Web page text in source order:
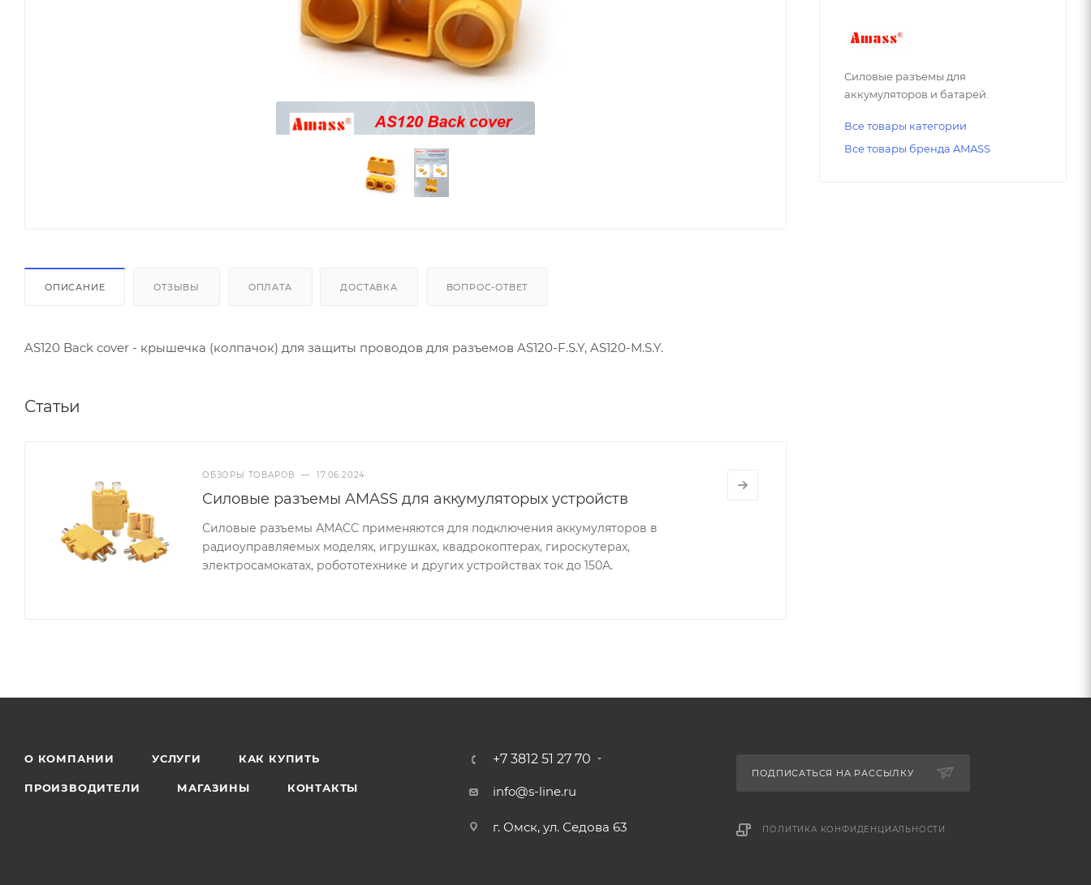
ОПИСАНИЕ ОТЗЫВЫ ОПЛАТА ДОСТАВКА ВОПРОС-ОТВЕТ
AS120 Back cover - крышечка (колпачок) для защиты проводов для разъемов AS120-F.S.Y, AS120-M.S.Y.
Статьи
ОБЗОРЫ ТОВАРОВ — 17.06.2024
Силовые разъемы AMASS для аккумуляторых устройств
Силовые разъемы АМАСС применяются для подключения аккумуляторов в
радиоуправляемых моделях, игрушках, квадрокоптерах, гироскутерах,
электросамокатах, робототехнике и других устройствах ток до 150А.
Силовые разъемы для
аккумуляторов и батарей.
Все товары категории
Все товары бренда AMASS
О КОМПАНИИ УСЛУГИ КАК КУПИТЬ
ПРОИЗВОДИТЕЛИ МАГАЗИНЫ КОНТАКТЫ
+7 3812 51 27 70
info@s-line.ru
г. Омск, ул. Седова 63
ПОДПИСАТЬСЯ НА РАССЫЛКУ
ПОЛИТИКА КОНФИДЕНЦИАЛЬНОСТИ